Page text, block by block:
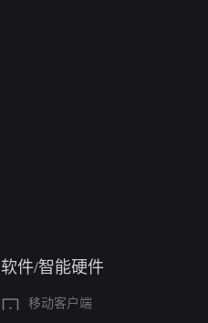
软件/智能硬件
移动客户端